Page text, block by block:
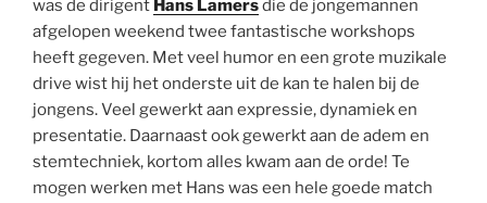
was de dirigent Hans Lamersdie de jongemannen
afgelopen weekend twee fantastische workshops
heeft gegeven. Met veel humor en een grote muzikale
drive wist hij het onderste uit de kan te halen bij de
jongens. Veel gewerkt aan expressie, dynamiek en
presentatie. Daarnaast ook gewerkt aan de adem en
stemtechniek, kortom alles kwam aan de orde! Te
mogen werken met Hans was een hele goede match